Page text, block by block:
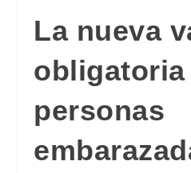
La nueva
obligatoria
personas